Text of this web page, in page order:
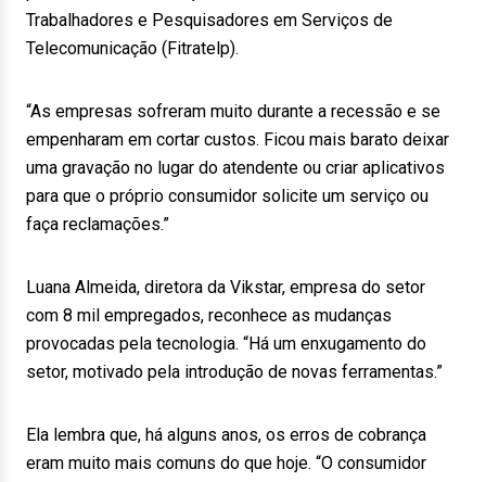
Trabalhadores e Pesquisadores em Serviços de
Telecomunicação (Fitratelp).
“As empresas sofreram muito durante a recessão e se
empenharam em cortar custos. Ficou mais barato deixar
uma gravação no lugar do atendente ou criar aplicativos
para que o próprio consumidor solicite um serviço ou
faça reclamações.”
Luana Almeida, diretora da Vikstar, empresa do setor
com 8 mil empregados, reconhece as mudanças
provocadas pela tecnologia. “Há um enxugamento do
setor, motivado pela introdução de novas ferramentas.”
Ela lembra que, há alguns anos, os erros de cobrança
eram muito mais comuns do que hoje. “O consumidor